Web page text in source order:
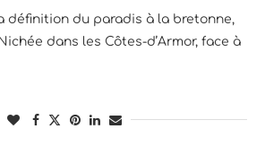
définition du paradis à la bretonne,
dans les Côtes-d’Armor, face à